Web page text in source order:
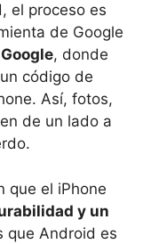
el proceso es
de Google
, donde
código de
Así, fotos,
de un lado a
que el iPhone
y un
que Android es